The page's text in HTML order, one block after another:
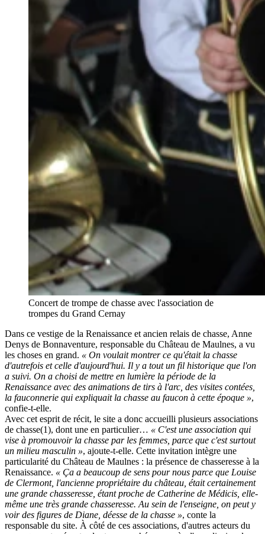
Concert de trompe de chasse avec l'association de
trompes du Grand Cernay
Dans ce vestige de la Renaissance et ancien relais de chasse, Anne
Denys de Bonnaventure, responsable du Château de Maulnes, a vu
les choses en grand. « On voulait montrer ce qu'était la chasse
d'autrefois et celle d'aujourd'hui. Il y a tout un fil historique que l'on
a suivi. On a choisi de mettre en lumière la période de la
Renaissance avec des animations de tirs à l'arc, des visites contées,
la fauconnerie qui expliquait la chasse au faucon à cette époque »,
confie-t-elle.
Avec cet esprit de récit, le site a donc accueilli plusieurs associations
de chasse(1), dont une en particulier… « C'est une association qui
vise à promouvoir la chasse par les femmes, parce que c'est surtout
un milieu masculin », ajoute-t-elle. Cette invitation intègre une
particularité du Château de Maulnes : la présence de chasseresse à la
Renaissance. « Ça a beaucoup de sens pour nous parce que Louise
de Clermont, l'ancienne propriétaire du château, était certainement
une grande chasseresse, étant proche de Catherine de Médicis, elle-
même une très grande chasseresse. Au sein de l'enseigne, on peut y
voir des figures de Diane, déesse de la chasse », conte la
responsable du site. À côté de ces associations, d'autres acteurs du